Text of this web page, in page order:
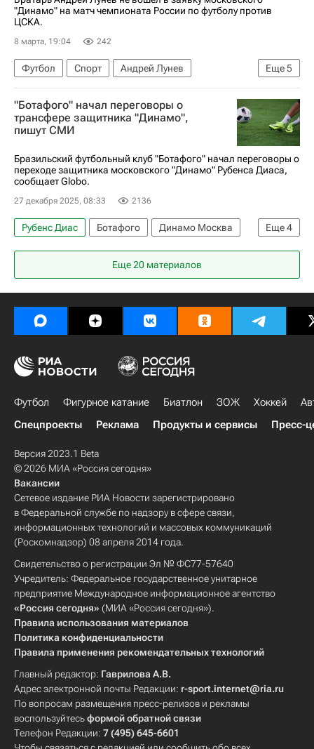
"Динамо" на матч чемпионата России по футболу против
ЦСКА.
8 марта, 19:04 242
Еще5
Футбол Спорт
Андрей Лунев
Курбан Расулов
Хуан Касерес
ПФК ЦСКА
РПЛ 2026-2027 (Чемпионат России по футболу)
Динамо Москва
"Ботафого" начал переговоры о
трансфере защитника "Динамо",
пишут СМИ
Бразильский футбольный клуб "Ботафого" начал переговоры о
переходе защитника московского "Динамо" Рубенса Диаса,
сообщает Globo.
27 декабря 2025, 08:33 2136
Еще4
Рубенс Диас Ботафого
Динамо Москва
Крузейро
Футбол
Трансферы в РПЛ
РПЛ 2026-2027 (Чемпионат России по футболу)
Еще 20 материалов
Футбол Фигурное катание Биатлон ЗОЖ Хоккей
Спецпроекты
Реклама Продукты и сервисы Пресс-
Версия 2023.1 Beta
© 2026 МИА «Россия сегодня»
Вакансии
Сетевое издание РИА Новости зарегистрировано
в Федеральной службе по надзору в сфере связи,
информационных технологий и массовых коммуникаций
(Роскомнадзор) 08 апреля 2014 года.
Свидетельство о регистрации Эл № ФС77-57640
Учредитель: Федеральное государственное унитарное
предприятие Международное информационное агентство
«Россия сегодня» (МИА «Россия сегодня»).
Правила использования материалов
Политика конфиденциальности
Правила применения рекомендательных технологий
Главный редактор: Гаврилова А.В.
Адрес электронной почты Редакции: r-sport.internet@ria.ru
По вопросам размещения пресс-релизов и рекламы
воспользуйтесьформой обратной связи
Телефон Редакции: 7 (495) 645-6601